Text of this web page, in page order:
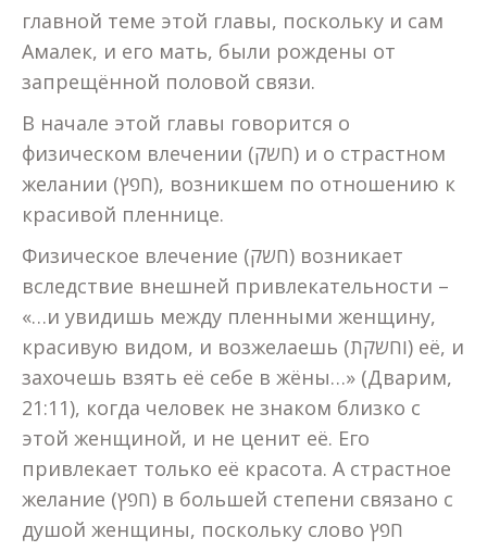
главной теме этой главы, поскольку и сам
Амалек, и его мать, были рождены от
запрещённой половой связи.
В начале этой главы говорится о
физическом влечении (חשק) и о страстном
желании (חפץ), возникшем по отношению к
красивой пленнице.
Физическое влечение (חשק) возникает
вследствие внешней привлекательности –
«…и увидишь между пленными женщину,
красивую видом, и возжелаешь (וחשקת) её, и
захочешь взять её себе в жёны…» (Дварим,
21:11), когда человек не знаком близко с
этой женщиной, и не ценит её. Его
привлекает только её красота. А страстное
желание (חפץ) в большей степени связано с
душой женщины, поскольку слово חפץ